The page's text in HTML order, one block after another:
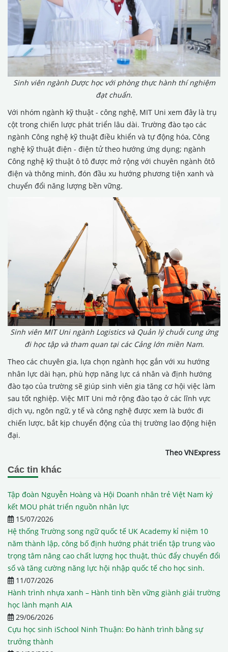
Sinh viên ngành Dược học với phòng thực hành thí nghiệm
đạt chuẩn.
Với nhóm ngành kỹ thuật - công nghệ, MIT Uni xem đây là trụ
cột trong chiến lược phát triển lâu dài. Trường đào tạo các
ngành Công nghệ kỹ thuật điều khiển và tự động hóa, Công
nghệ kỹ thuật điện - điện tử theo hướng ứng dụng; ngành
Công nghệ kỹ thuật ô tô được mở rộng với chuyên ngành ôtô
điện và thông minh, đón đầu xu hướng phương tiện xanh và
chuyển đổi năng lượng bền vững.
Sinh viên MIT Uni ngành Logistics và Quản lý chuỗi cung ứng
đi học tập và tham quan tại các Cảng lớn miền Nam.
Theo các chuyên gia, lựa chọn ngành học gắn với xu hướng
nhân lực dài hạn, phù hợp năng lực cá nhân và định hướng
đào tạo của trường sẽ giúp sinh viên gia tăng cơ hội việc làm
sau tốt nghiệp. Việc MIT Uni mở rộng đào tạo ở các lĩnh vực
dịch vụ, ngôn ngữ, y tế và công nghệ được xem là bước đi
chiến lược, bắt kịp chuyển động của thị trường lao động hiện
đại.
Theo VNExpress
Các tin khác
Tập đoàn Nguyễn Hoàng và Hội Doanh nhân trẻ Việt Nam ký
kết MOU phát triển nguồn nhân lực
15/07/2026
Hệ thống Trường song ngữ quốc tế UK Academy kỉ niệm 10
năm thành lập, công bố định hướng phát triển tập trung vào
trọng tâm nâng cao chất lượng học thuật, thúc đẩy chuyển đổi
số và tăng cường năng lực hội nhập quốc tế cho học sinh.
11/07/2026
Hành trình nhựa xanh – Hành tinh bền vững giành giải trường
học lành mạnh AIA
29/06/2026
Cựu học sinh iSchool Ninh Thuận: Đo hành trình bằng sự
trưởng thành